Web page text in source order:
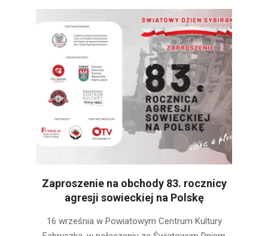
Zaproszenie na obchody 83. rocznicy
agresji sowieckiej na Polskę
16 września w Powiatowym Centrum Kultury